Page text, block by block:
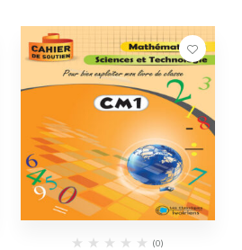
(0)